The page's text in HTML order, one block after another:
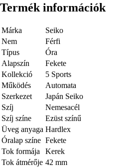
Termék információk
Márka
Seiko
Nem
Férfi
Típus
Óra
Alapszín
Fekete
Kollekció
5 Sports
Működés
Automata
Szerkezet
Japán Seiko
Szíj
Nemesacél
Szíj színe
Ezüst színű
Üveg anyaga Hardlex
Óralap színe Fekete
Tok formája
Kerek
Tok átmérője 42 mm